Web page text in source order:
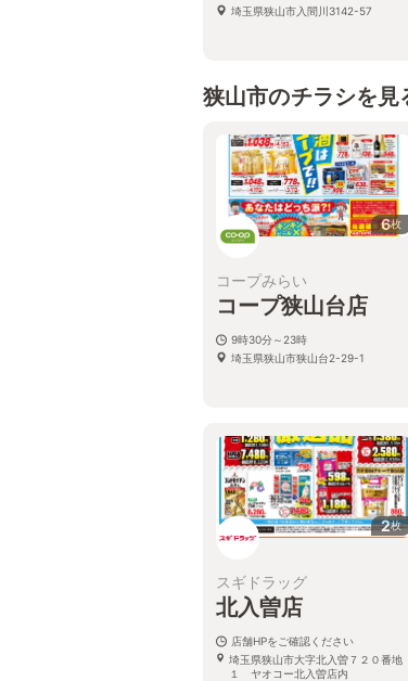
埼玉県狭山市入間川3142-57
狭山市のチラシを見
6枚
コープみらい
コープ狭山台店
9時30分～23時
埼玉県狭山市狭山台2-29-1
2枚
スギドラッグ
北入曽店
店舗HPをご確認ください
埼玉県狭山市大字北入曽７２０番地
１ ヤオコー北入曽店内